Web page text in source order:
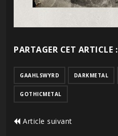
PARTAGER CET ARTICLE :
GAAHLSWYRD DARKMETAL
GOTHICMETAL
Article suivant